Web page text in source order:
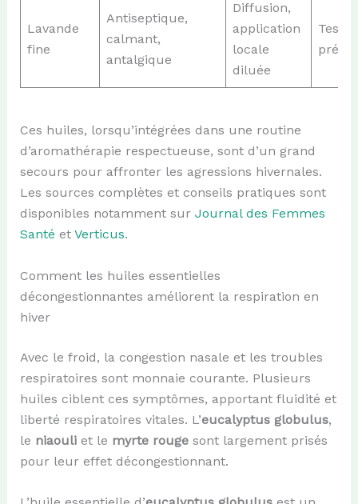
Lavande
fine
Antiseptique,
calmant,
antalgique
Diffusion,
application
locale
diluée
Ces huiles, lorsqu’intégrées dans une routine
d’aromathérapie respectueuse, sont d’un grand
secours pour affronter les agressions hivernales.
Les sources complètes et conseils pratiques sont
disponibles notamment sur Journal des Femmes
Santé et Verticus.
Comment les huiles essentielles
décongestionnantes améliorent la respiration en
hiver
Avec le froid, la congestion nasale et les troubles
respiratoires sont monnaie courante. Plusieurs
huiles ciblent ces symptômes, apportant fluidité et
liberté respiratoires vitales. L’eucalyptus globulus,
le niaouliet le myrte rougesont largement prisés
pour leur effet décongestionnant.